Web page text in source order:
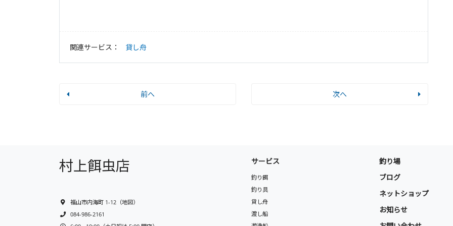
関連サービス： 貸し舟
前へ 次へ
村上餌虫店
福山市内海町 1-12 （地図）
084-986-2161
サービス
釣り餌
釣り具
貸し舟
渡し船
釣り場
ブログ
ネットショップ
お知らせ